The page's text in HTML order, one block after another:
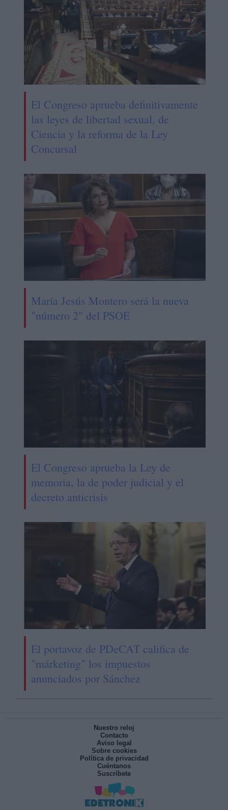
El Congreso aprueba definitivamente
las leyes de libertad sexual, de
Ciencia y la reforma de la Ley
Concursal
María Jesús Montero será la nueva
"número 2" del PSOE
El Congreso aprueba la Ley de
memoria, la de poder judicial y el
decreto anticrisis
El portavoz de PDeCAT califica de
"márketing" los impuestos
anunciados por Sánchez
Nuestro reloj
Contacto
Aviso legal
Sobre cookies
Política de privacidad
Cuéntanos
Suscríbete